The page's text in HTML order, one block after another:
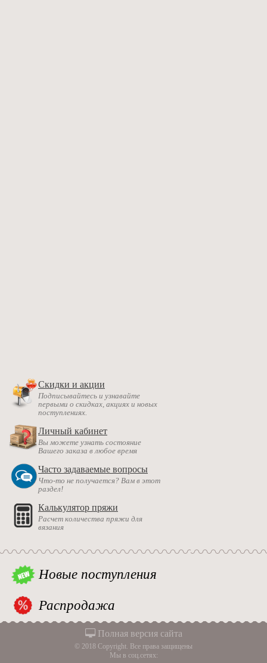
Скидки и акции
Подписывайтесь и узнавайте
первыми о скидках, акциях и новых
поступлениях.
Личный кабинет
Вы можете узнать состояние
Вашего заказа в любое время
Часто задаваемые вопросы
Что-то не получается? Вам в этот
раздел!
Калькулятор пряжи
Расчет количества пряжи для
вязания
Новые поступления
Распродажа
Полная версия сайта
© 2018 Copyright. Все права защищены
Мы в соц.сетях: